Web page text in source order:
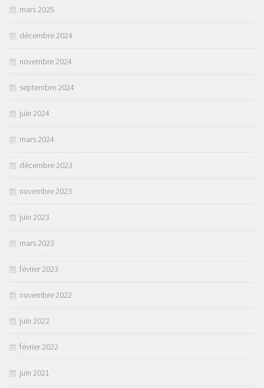
mars 2025
décembre 2024
novembre 2024
septembre 2024
juin 2024
mars 2024
décembre 2023
novembre 2023
juin 2023
mars 2023
février 2023
novembre 2022
juin 2022
février 2022
juin 2021